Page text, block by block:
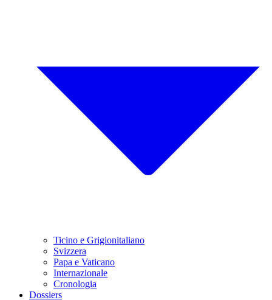
Ticino e Grigionitaliano
Svizzera
Papa e Vaticano
Internazionale
Cronologia
Dossiers